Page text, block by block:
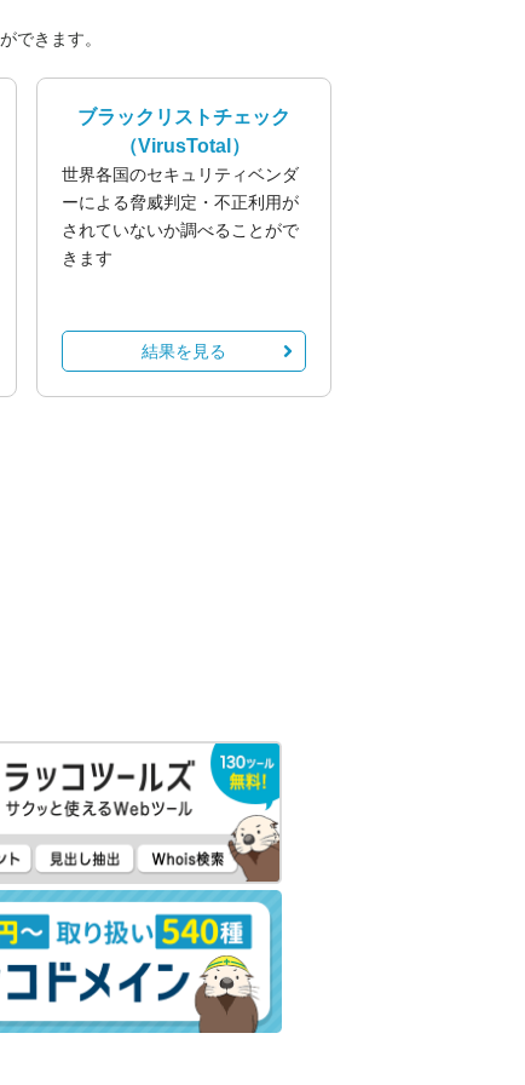
できます。
ブラックリストチェック
（VirusTotal）
世界各国のセキュリティベンダ
ーによる脅威判定・不正利用が
されていないか調べることがで
きます
結果を見る